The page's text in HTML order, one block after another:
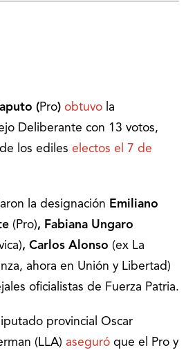
(Pro) obtuvo la
Deliberante con 13 votos,
los ediles electos el 7 de
la designación Emiliano
(Pro), Fabiana Ungaro
, Carlos Alonso (ex La
ahora en Unión y Libertad)
oficialistas de Fuerza Patria.
provincial Oscar
(LLA) aseguró que el Pro y